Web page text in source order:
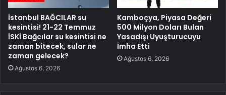
İstanbul BAĞCILAR su
kesintisi! 21-22 Temmuz
İSKİ Bağcılar su kesintisi ne
zaman bitecek, sular ne
zaman gelecek?
Ağustos 6, 2026
Kamboçya, Piyasa Değeri
500 Milyon Doları Bulan
Yasadışı Uyuşturucuyu
İmha Etti
Ağustos 6, 2026